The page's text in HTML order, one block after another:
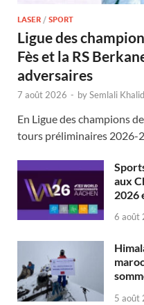
LASER / SPORT
Ligue des
Fès et la RS
adversaires
7 août 2026 - bySemlali Khalid
En Ligue des champions
tours préliminaires 2026-
aux
2026
6 août
5 août